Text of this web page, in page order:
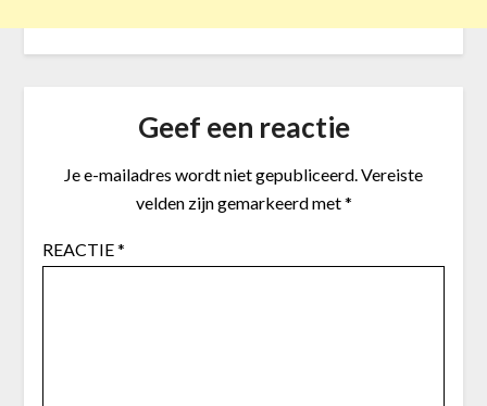
Geef een reactie
Je e-mailadres wordt niet gepubliceerd.Vereiste
velden zijn gemarkeerd met*
REACTIE*